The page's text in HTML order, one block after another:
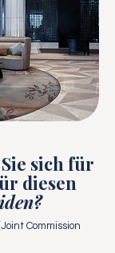
sich für
diesen
Commission